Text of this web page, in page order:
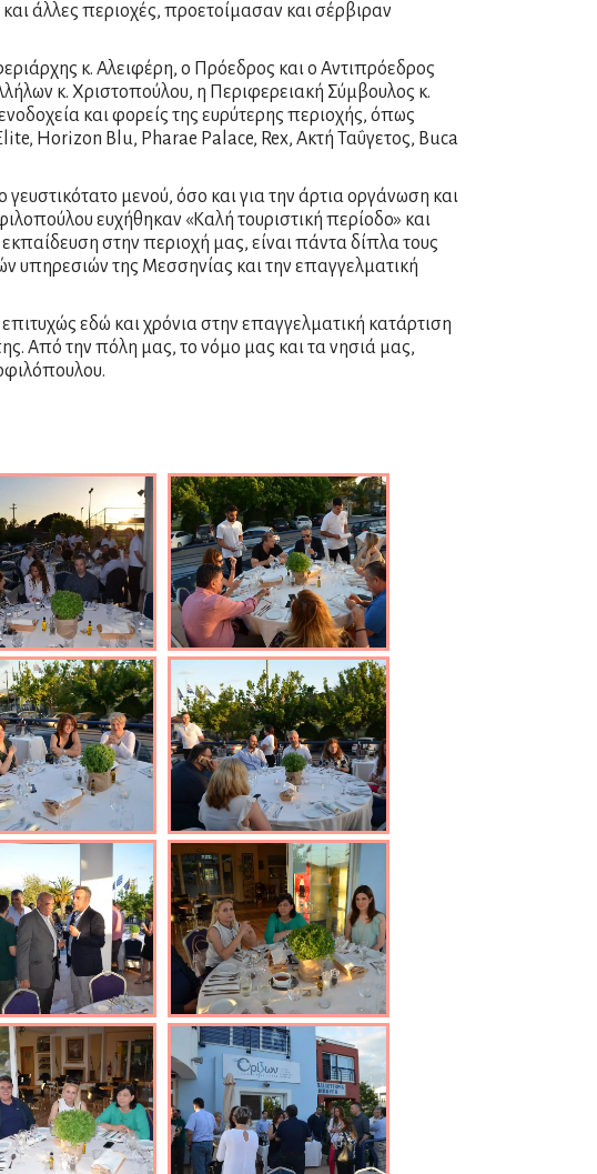
άλλες περιοχές, προετοίμασαν και σέρβιραν
κ. Αλειφέρη, ο Πρόεδρος και ο Αντιπρόεδρος
κ. Χριστοπούλου, η Περιφερειακή Σύμβουλος κ.
και φορείς της ευρύτερης περιοχής, όπως
Horizon Blu, Pharae Palace, Rex, Ακτή Ταΰγετος, Buca
μενού, όσο και για την άρτια οργάνωση και
ευχήθηκαν «Καλή τουριστική περίοδο» και
στην περιοχή μας, είναι πάντα δίπλα τους
υπηρεσιών της Μεσσηνίας και την επαγγελματική
εδώ και χρόνια στην επαγγελματική κατάρτιση
Από την πόλη μας, το νόμο μας και τα νησιά μας,